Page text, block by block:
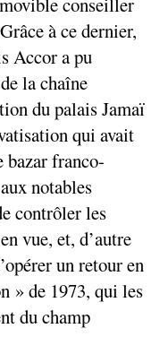
à ce dernier,
Accor a pu
la chaîne
du palais Jamaï
qui avait
bazar franco-
notables
contrôler les
vue, et, d’autre
un retour en
» de 1973, qui les
du champ